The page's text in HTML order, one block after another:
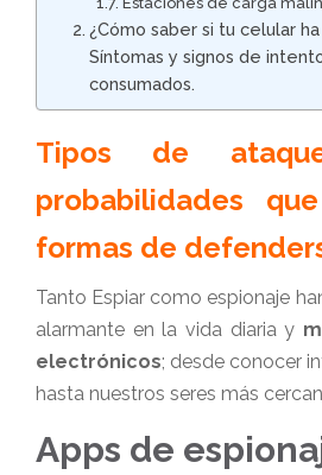
¿Cómo saber si tu celular
Síntomas y signos de
consumados.
Tipos de
probabilidades
formas de
Tanto Espiar como espionaje
alarmante en la vida diaria y
electrónicos; desde conocer
hasta nuestros seres más
Apps de